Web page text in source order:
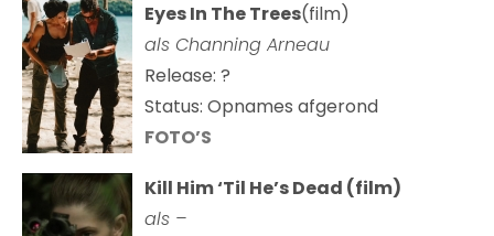
Eyes In The Trees(film)
als Channing Arneau
Release: ?
Status: Opnames afgerond
FOTO’S
Kill Him ‘Til He’s Dead (film)
als –